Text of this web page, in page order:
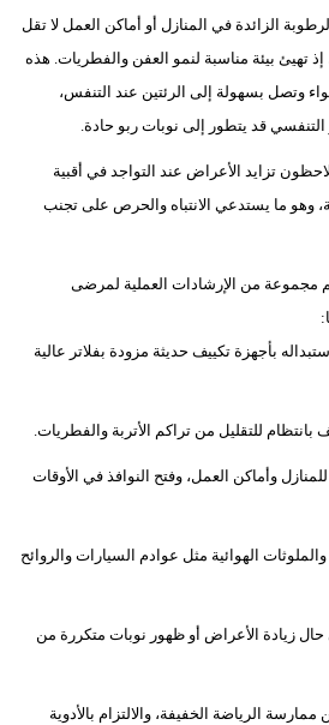
الزائدة في المنازل أو أماكن العمل لا تقل
تهيئ بيئة مناسبة لنمو العفن والفطريات. هذه
وتصل بسهولة إلى الرئتين عند التنفس،
التنفسي قد يتطور إلى نوبات ربو حادة.
تزايد الأعراض عند التواجد في أقبية
وهو ما يستدعي الانتباه والحرص على تجنب
مجموعة من الإرشادات العملية لمرضى
بأجهزة تكييف حديثة مزودة بفلاتر عالية
وأماكن العمل، وفتح النوافذ في الأوقات
والملوثات الهوائية مثل عوادم السيارات والروائح
حال زيادة الأعراض أو ظهور نوبات متكررة من
الرياضة الخفيفة، والالتزام بالأدوية